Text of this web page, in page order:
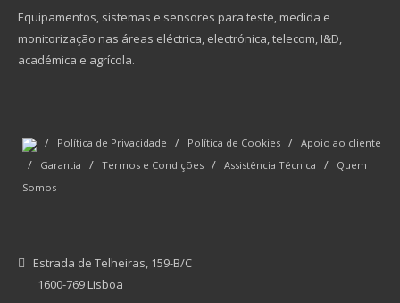
Equipamentos, sistemas e sensores para teste, medida e
monitorização nas áreas eléctrica, electrónica, telecom, I&D,
académica e agrícola.
/ Política de Privacidade / Política de Cookies / Apoio ao cliente
/ Garantia / Termos e Condições / Assistência Técnica /
Quem
Somos
Estrada de Telheiras, 159-B/C
1600-769 Lisboa